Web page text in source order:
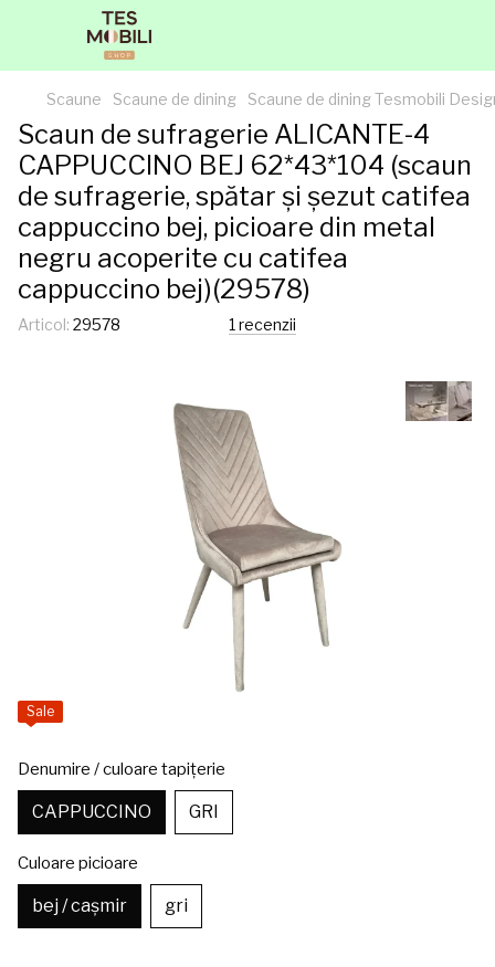
Scaune Scaune de dining Scaune de dining Tesmobili
Scaun de sufragerie ALICANTE-4
CAPPUCCINO BEJ 62*43*104 (scaun
de sufragerie, spătar și șezut catifea
cappuccino bej, picioare din metal
negru acoperite cu catifea
cappuccino bej)(29578)
Articol: 29578 1 recenzii
Sale
Denumire / culoare tapițerie
CAPPUCCINO GRI
Culoare picioare
bej / cașmir gri